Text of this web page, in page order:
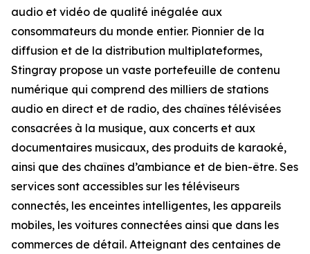
audio et vidéo de qualité inégalée aux
consommateurs du monde entier. Pionnier de la
diffusion et de la distribution multiplateformes,
Stingray propose un vaste portefeuille de contenu
numérique qui comprend des milliers de stations
audio en direct et de radio, des chaînes télévisées
consacrées à la musique, aux concerts et aux
documentaires musicaux, des produits de karaoké,
ainsi que des chaînes d’ambiance et de bien-être. Ses
services sont accessibles sur les téléviseurs
connectés, les enceintes intelligentes, les appareils
mobiles, les voitures connectées ainsi que dans les
commerces de détail. Atteignant des centaines de